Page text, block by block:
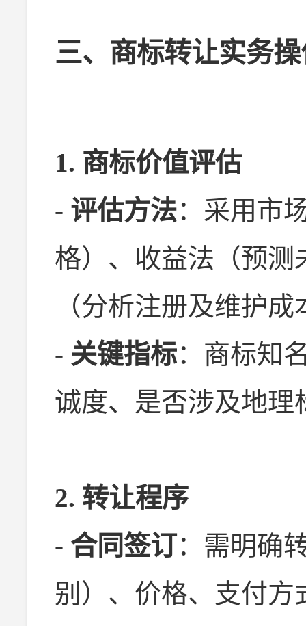
三、商标转让实务
1. 商标价值评估
- 评估方法：采用市
格）、收益法（预测
（分析注册及维护成
- 关键指标：商标知
诚度、是否涉及地理
2. 转让程序
- 合同签订：需明确
别）、价格、支付